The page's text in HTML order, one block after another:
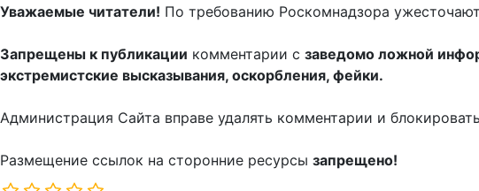
Уважаемые читатели! По требованию Роскомнадзора
Запрещены к публикации комментарии с заведомо ложной
экстремистские высказывания, оскорбления, фейки.
Администрация Сайта вправе удалять комментарии и
Размещение ссылок на сторонние ресурсы запрещено!